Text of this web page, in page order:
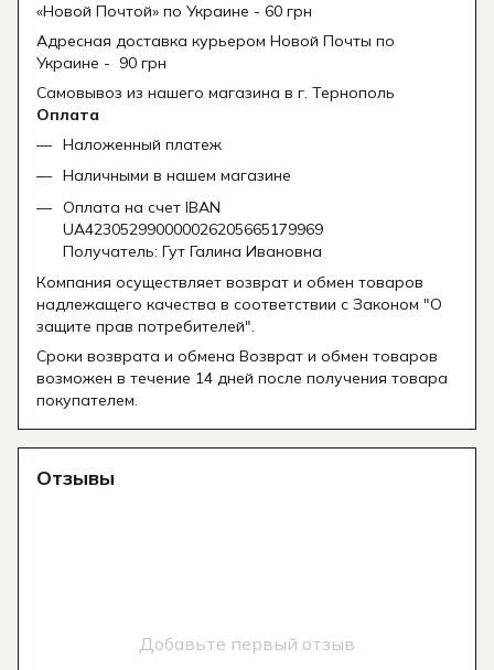
«Новой Почтой» по Украине - 60 грн
Адресная доставка курьером Новой Почты по
Украине - 90 грн
Самовывоз из нашего магазина в г. Тернополь
Оплата
Наложенный платеж
Наличными в нашем магазине
Оплата на счет IBAN
UA423052990000026205665179969
Получатель: Гут Галина Ивановна
Компания осуществляет возврат и обмен товаров
надлежащего качества в соответствии с Законом "О
защите прав потребителей".
Сроки возврата и обмена Возврат и обмен товаров
возможен в течение 14 дней после получения товара
покупателем.
Отзывы
Добавьте первый отзыв